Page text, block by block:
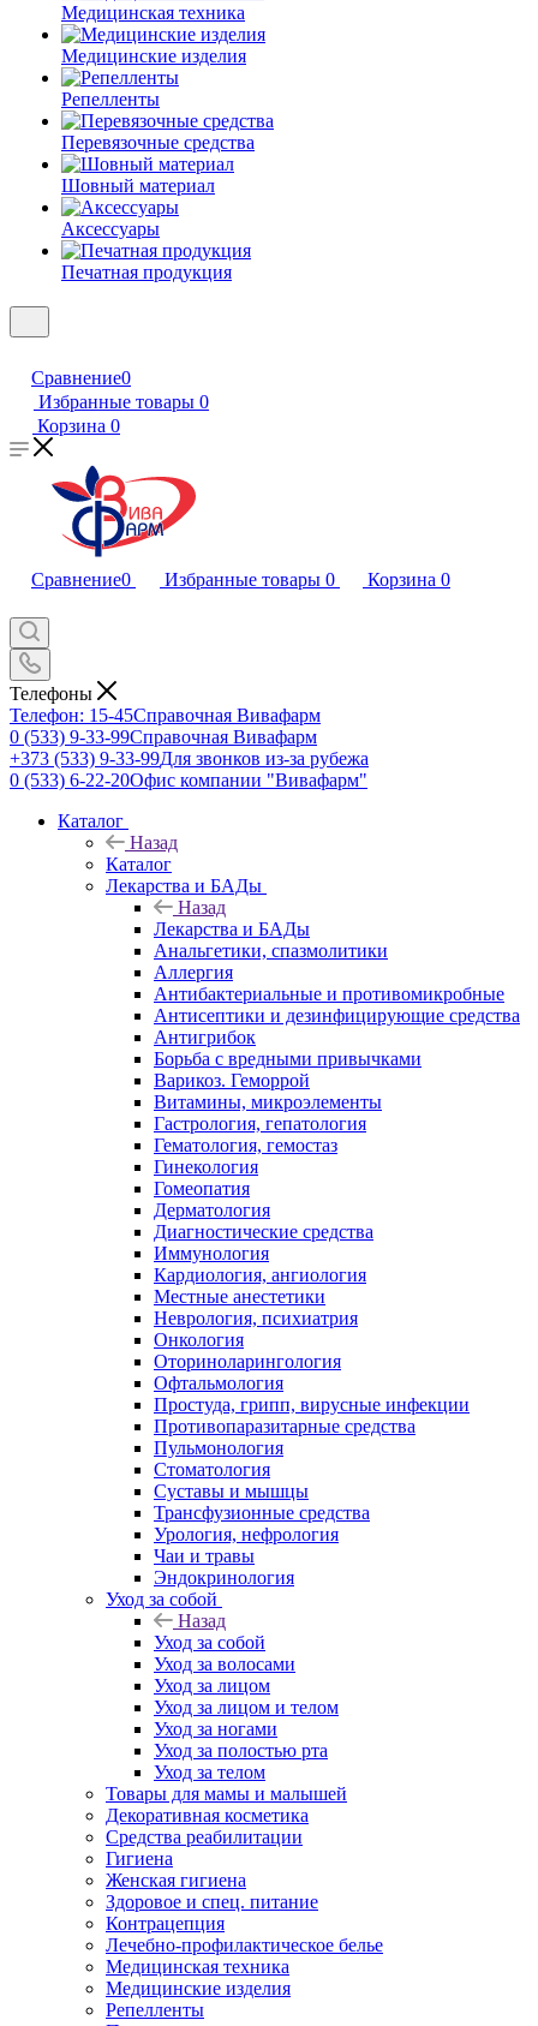
Медицинская техника
Медицинские изделия
Репелленты
Перевязочные средства
Шовный материал
Аксессуары
Печатная продукция
Сравнение0
Избранные товары 0
Корзина 0
Сравнение0 Избранные товары 0 Корзина 0
Телефоны
Телефон: 15-45Справочная Вивафарм
0 (533) 9-33-99Справочная Вивафарм
+373 (533) 9-33-99Для звонков из-за рубежа
0 (533) 6-22-20Офис компании "Вивафарм"
Каталог
Назад
Каталог
Лекарства и БАДы
Назад
Лекарства и БАДы
Анальгетики, спазмолитики
Аллергия
Антибактериальные и противомикробные
Антисептики и дезинфицирующие средства
Антигрибок
Борьба с вредными привычками
Варикоз. Геморрой
Витамины, микроэлементы
Гастрология, гепатология
Гематология, гемостаз
Гинекология
Гомеопатия
Дерматология
Диагностические средства
Иммунология
Кардиология, ангиология
Местные анестетики
Неврология, психиатрия
Онкология
Оториноларингология
Офтальмология
Простуда, грипп, вирусные инфекции
Противопаразитарные средства
Пульмонология
Стоматология
Суставы и мышцы
Трансфузионные средства
Урология, нефрология
Чаи и травы
Эндокринология
Уход за собой
Назад
Уход за собой
Уход за волосами
Уход за лицом
Уход за лицом и телом
Уход за ногами
Уход за полостью рта
Уход за телом
Товары для мамы и малышей
Декоративная косметика
Средства реабилитации
Гигиена
Женская гигиена
Здоровое и спец. питание
Контрацепция
Лечебно-профилактическое белье
Медицинская техника
Медицинские изделия
Репелленты